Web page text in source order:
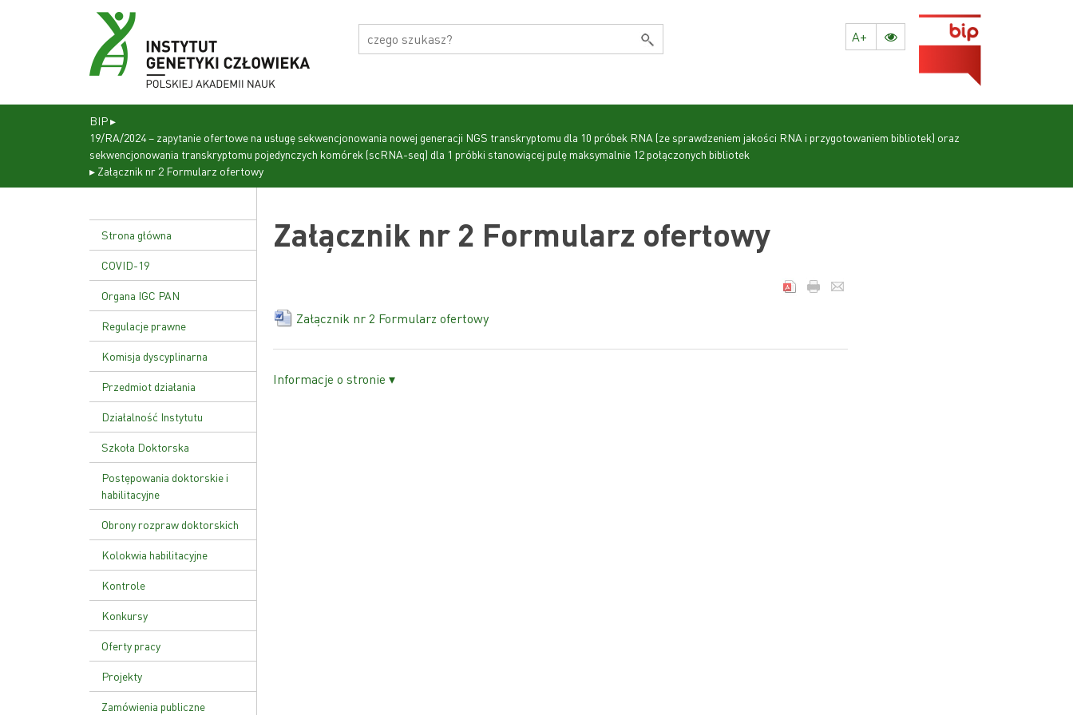
A+
BIP▸
19/RA/2024 – zapytanie ofertowe na usługę sekwencjonowania nowej generacji NGS transkryptomu dla 10 próbek RNA (ze sprawdzeniem jakości RNA i przygotowaniem bibliotek) oraz
sekwencjonowania transkryptomu pojedynczych komórek (scRNA-seq) dla 1 próbki stanowiącej pulę maksymalnie 12 połączonych bibliotek
▸ Załącznik nr 2 Formularz ofertowy
Strona główna
COVID-19
Organa IGC PAN
Dyrekcja
Rada naukowa
Regulacje prawne
Statut Instytutu
Uchwała nr 17/02
Ustawa o PAN
Komisja dyscyplinarna
Przedmiot działania
Działalność Instytutu
Zakład Genetyki Molekularnej
i Translacyjnej
Zakład Funkcji Kwasów
Nukleinowych
Zakład Patologii Molekularnej
Zakład Zaawansowanych
Terapii Biomedycznych i
Niepłodności
Zakład Genetyki Nowotworów
Zakład Biologii Rozrodu i
Genomiki Gamet
Szkoła Doktorska
Plan zajęć
Rekrutacja
Postępowania doktorskie i
habilitacyjne
Obrony rozpraw doktorskich
Kolokwia habilitacyjne
Kontrole
Kontrola zarządcza
Kontrole zewnętrzne
sprawie kontroli zarządczej
Konkursy
Oferty pracy
Projekty
Zamówienia publiczne
Załącznik nr 2 Formularz ofertowy
Załącznik nr 2 Formularz ofertowy
Informacje o stronie ▾